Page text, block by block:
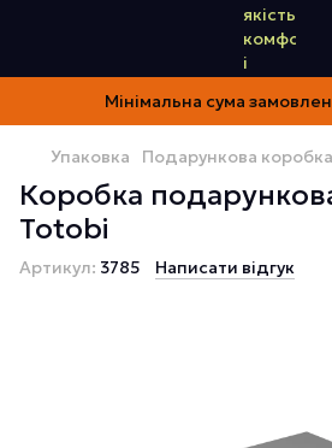
Мінімальна сума
Упаковка Подарункова коробка
Коробка
Totobi
Артикул: 3785 Написати відгук